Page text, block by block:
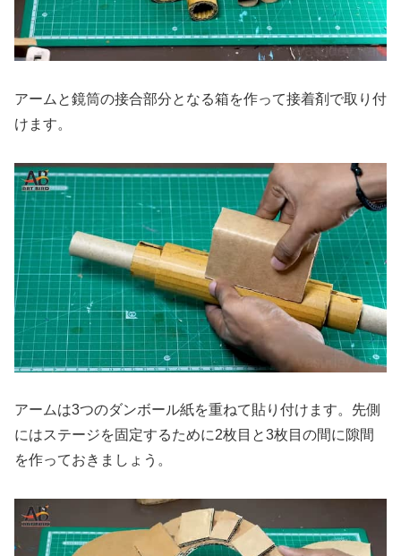
アームと鏡筒の接合部分となる箱を作って接着剤で取り付
けます。
アームは3つのダンボール紙を重ねて貼り付けます。先側
にはステージを固定するために2枚目と3枚目の間に隙間
を作っておきましょう。